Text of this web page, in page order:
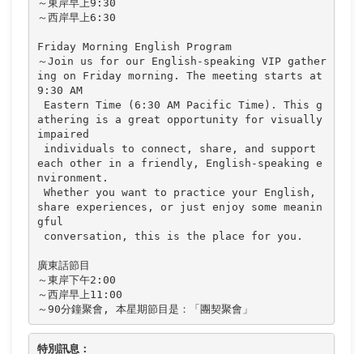
～東岸早上9:30
～西岸早上6:30
Friday Morning English Program
～Join us for our English-speaking VIP gather
ing on Friday morning. The meeting starts at
9:30 AM
athering is a great opportunity for visually
impaired
each other in a friendly, English-speaking e
nvironment.
share experiences, or just enjoy some meanin
gful
廣東話節目
～東岸下午2:00
～西岸早上11:00
～90分鐘聚會, 本星期節目是：「團契聚會」
特別訊息：